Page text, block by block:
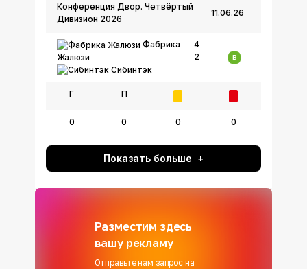
11.06.26
Конференция Двор. Четвёртый
Дивизион 2026
Фабрика
Жалюзи
Сибинтэк
4
2
В
Г П
0 0 0 0
Показать больше
Разместим здесь
вашу рекламу
Отправьте нам запрос на